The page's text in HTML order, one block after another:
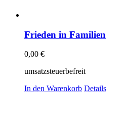
Frieden in Familien
0,00 €
umsatzsteuerbefreit
In den Warenkorb Details